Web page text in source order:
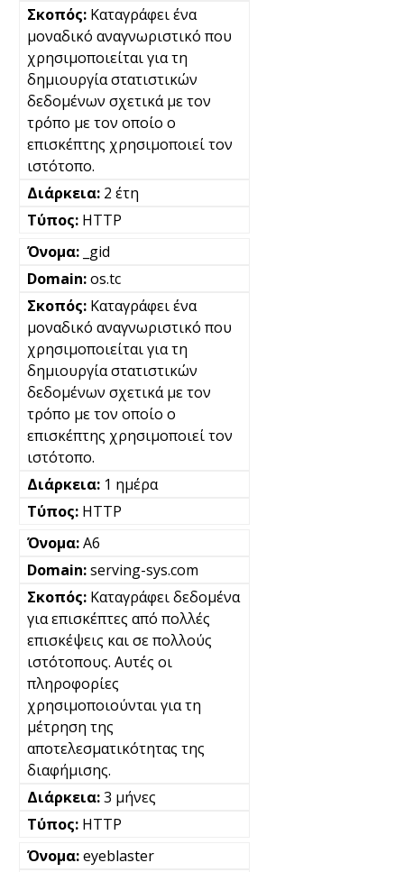
Καταγράφει ένα
μοναδικό αναγνωριστικό που
χρησιμοποιείται για τη
δημιουργία στατιστικών
δεδομένων σχετικά με τον
τρόπο με τον οποίο ο
επισκέπτης χρησιμοποιεί τον
ιστότοπο.
2 έτη
HTTP
_gid
os.tc
Καταγράφει ένα
μοναδικό αναγνωριστικό που
χρησιμοποιείται για τη
δημιουργία στατιστικών
δεδομένων σχετικά με τον
τρόπο με τον οποίο ο
επισκέπτης χρησιμοποιεί τον
ιστότοπο.
1 ημέρα
HTTP
A6
serving-sys.com
Καταγράφει δεδομένα
για επισκέπτες από πολλές
επισκέψεις και σε πολλούς
ιστότοπους. Αυτές οι
πληροφορίες
χρησιμοποιούνται για τη
μέτρηση της
αποτελεσματικότητας της
διαφήμισης.
3 μήνες
HTTP
eyeblaster